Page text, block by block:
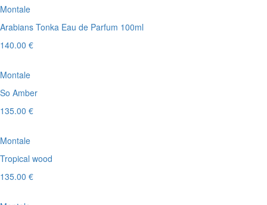
Montale
Arabians Tonka Eau de Parfum 100ml
140.00 €
Montale
So Amber
135.00 €
Montale
Tropical wood
135.00 €